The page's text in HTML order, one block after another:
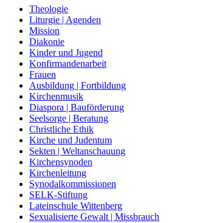
Theologie
Liturgie | Agenden
Mission
Diakonie
Kinder und Jugend
Konfirmandenarbeit
Frauen
Ausbildung | Fortbildung
Kirchenmusik
Diaspora | Bauförderung
Seelsorge | Beratung
Christliche Ethik
Kirche und Judentum
Sekten | Weltanschauung
Kirchensynoden
Kirchenleitung
Synodalkommissionen
SELK-Stiftung
Lateinschule Wittenberg
Sexualisierte Gewalt | Missbrauch